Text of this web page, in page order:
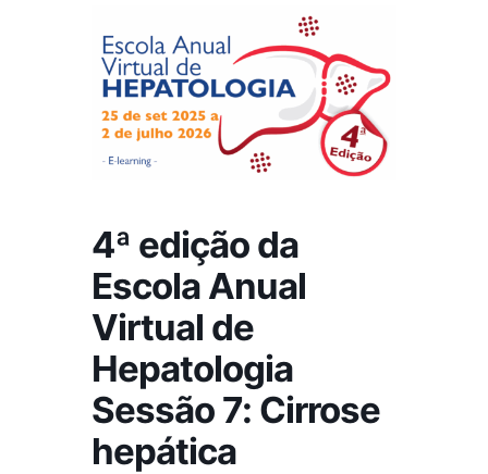
4ª edição da
Escola Anual
Virtual de
Hepatologia
Sessão 7: Cirrose
hepática